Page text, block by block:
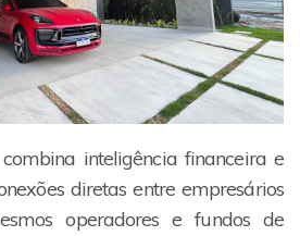
inteligência financeira e
diretas entre empresários
operadores e fundos de